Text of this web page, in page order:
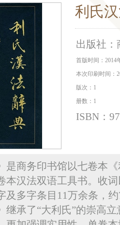
利氏
出版社：
首版时间：2014
本次印刷时间：
版次：1
册数：1
ISBN：
是商务印书馆以七卷本
本汉法双语工具书。收
及多字条目11万余条，
继承了“大利氏”的崇高